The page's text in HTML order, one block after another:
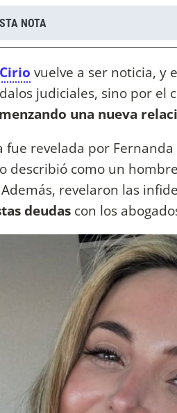
NOTA
vuelve a ser noticia, y
judiciales, sino por el
una nueva
fue revelada por Fernanda
describió como un
revelaron las
deudas con los